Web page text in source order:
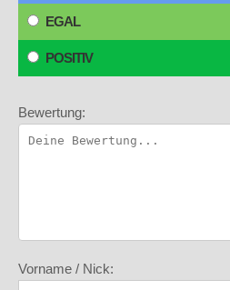
EGAL
POSITIV
Bewertung:
Vorname / Nick: